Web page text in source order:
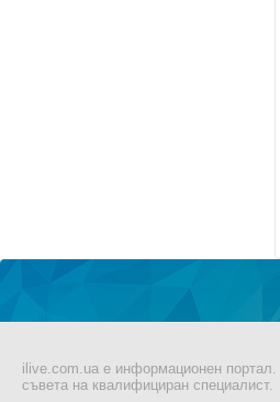
ilive.com.ua е информационен
съвета на квалифициран специалист.